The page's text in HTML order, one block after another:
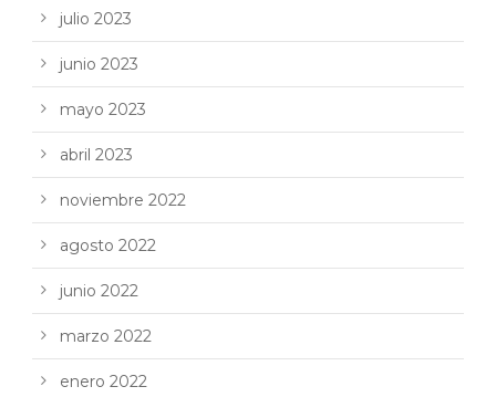
julio 2023
junio 2023
mayo 2023
abril 2023
noviembre 2022
agosto 2022
junio 2022
marzo 2022
enero 2022